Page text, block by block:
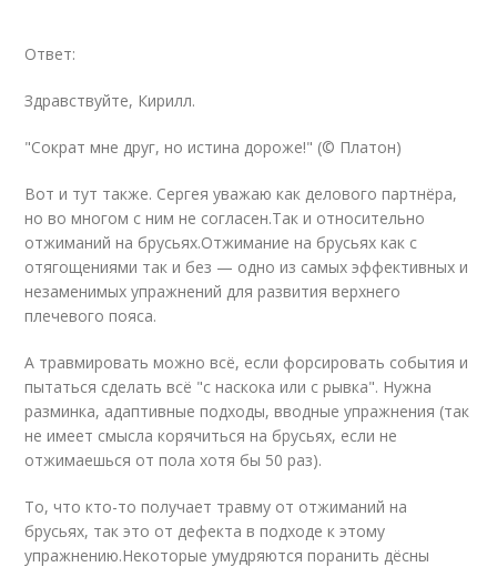
Ответ:
Здравствуйте, Кирилл.
"Сократ мне друг, но истина дороже!" (© Платон)
Вот и тут также. Сергея уважаю как делового партнёра,
но во многом с ним не согласен.Так и относительно
отжиманий на брусьях.Отжимание на брусьях как с
отягощениями так и без — одно из самых эффективных и
незаменимых упражнений для развития верхнего
плечевого пояса.
А травмировать можно всё, если форсировать события и
пытаться сделать всё "с наскока или с рывка". Нужна
разминка, адаптивные подходы, вводные упражнения (так
не имеет смысла корячиться на брусьях, если не
отжимаешься от пола хотя бы 50 раз).
То, что кто-то получает травму от отжиманий на
брусьях, так это от дефекта в подходе к этому
упражнению.Некоторые умудряются поранить дёсны